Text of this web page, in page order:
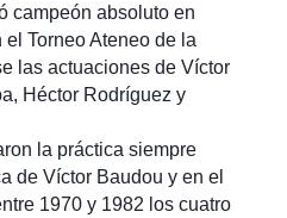
campeón absoluto en
Torneo Ateneo de la
las actuaciones de Víctor
Héctor Rodríguez y
la práctica siempre
de Víctor Baudou y en el
1970 y 1982 los cuatro